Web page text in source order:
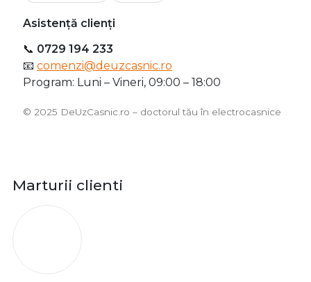
Asistență clienți
📞 0729 194 233
📧 comenzi@deuzcasnic.ro
Program: Luni – Vineri, 09:00 – 18:00
©️ 2025 DeUzCasnic.ro – doctorul tău în electrocasnice
Marturii clienti